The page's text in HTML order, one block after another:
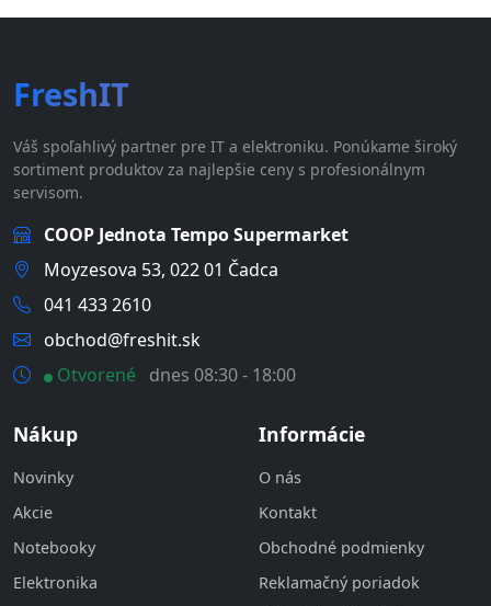
FreshIT
Váš spoľahlivý partner pre IT a elektroniku. Ponúkame široký
sortiment produktov za najlepšie ceny s profesionálnym
servisom.
COOP Jednota Tempo Supermarket
Moyzesova 53, 022 01 Čadca
041 433 2610
obchod@freshit.sk
Otvorené
dnes 08:30 - 18:00
Nákup
Novinky
Akcie
Notebooky
Elektronika
Informácie
O nás
Kontakt
Obchodné podmienky
Reklamačný poriadok